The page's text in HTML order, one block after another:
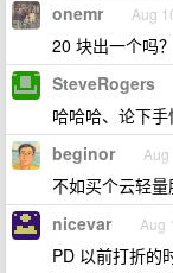
onemr Aug
20 块出一个吗？
SteveRogers
哈哈哈、论下
beginor
不如买个云轻量
nicevar Aug
PD 以前打折的